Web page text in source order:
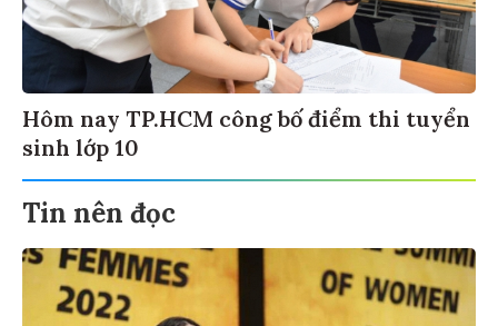
Hôm nay TP.HCM công bố điểm thi tuyển
sinh lớp 10
Tin nên đọc